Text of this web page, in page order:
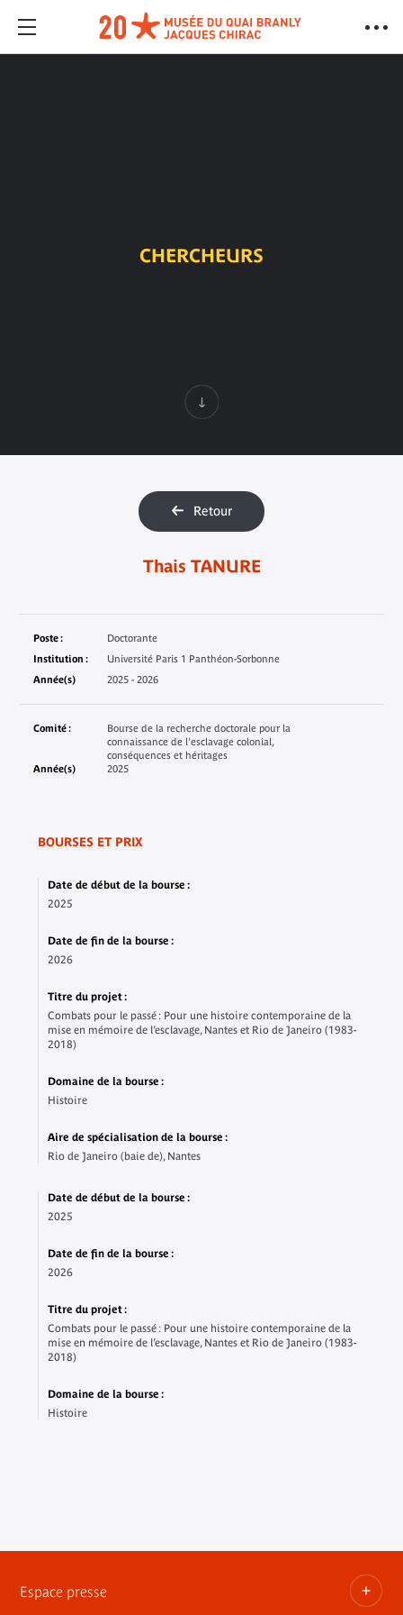
CHERCHEURS
Retour
Thais TANURE
Poste :
Doctorante
Institution :
Université Paris 1 Panthéon-Sorbonne
Année(s)
2025 - 2026
Comité :
Bourse de la recherche doctorale pour la
connaissance de l'esclavage colonial,
conséquences et héritages
Année(s)
2025
BOURSES ET PRIX
Date de début de la bourse :
2025
Date de fin de la bourse :
2026
Titre du projet :
Combats pour le passé : Pour une histoire contemporaine de la
mise en mémoire de l’esclavage, Nantes et Rio de Janeiro (1983-
2018)
Domaine de la bourse :
Histoire
Aire de spécialisation de la bourse :
Rio de Janeiro (baie de), Nantes
Date de début de la bourse :
2025
Date de fin de la bourse :
2026
Titre du projet :
Combats pour le passé : Pour une histoire contemporaine de la
mise en mémoire de l’esclavage, Nantes et Rio de Janeiro (1983-
2018)
Domaine de la bourse :
Histoire
Espace presse